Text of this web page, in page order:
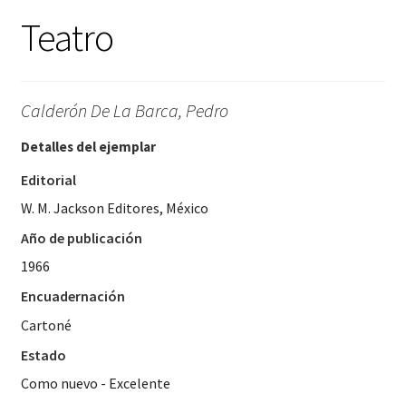
Teatro
Calderón De La Barca, Pedro
Detalles del ejemplar
Editorial
W. M. Jackson Editores, México
Año de publicación
1966
Encuadernación
Cartoné
Estado
Como nuevo - Excelente